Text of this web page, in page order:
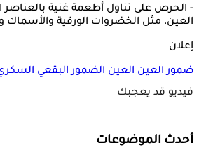
- الحرص على تناول أطعمة غنية بالعناصر
العين، مثل الخضروات الورقية
إعلان
ضمور العين العين الضمور البقعي
فيديو قد يعجبك
أحدث الموضوعات